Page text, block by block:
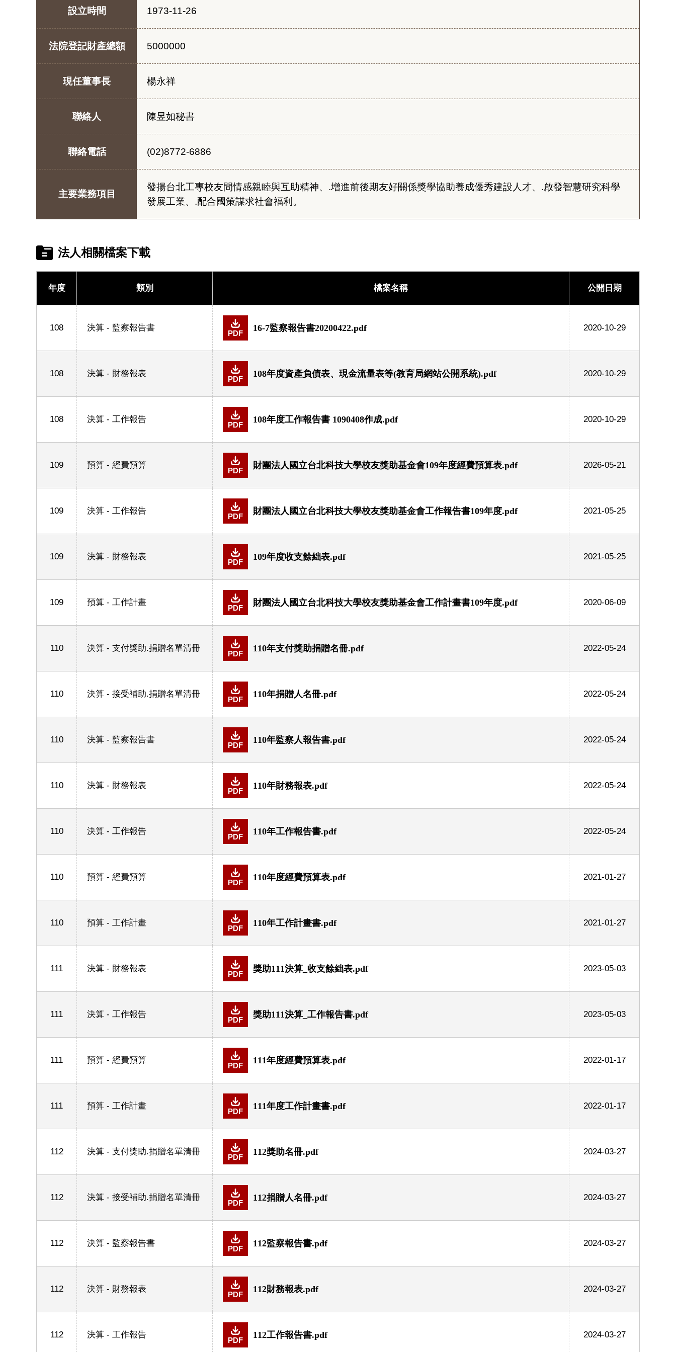
設立時間 1973-11-26
法院登記財產總額 5000000
現任董事長 楊永祥
聯絡人 陳昱如秘書
聯絡電話 (02)8772-6886
主要業務項目
發揚台北工專校友間情感親睦與互助精神、.增進前後期友好關係獎學協助養成優秀建設人才、.啟發智慧研究科學
發展工業、.配合國策謀求社會福利。
法人相關檔案下載
年度 類別 檔案名稱 公開日期
108 決算 - 監察報告書
PDF
16-7監察報告書20200422.pdf 2020-10-29
108 決算 - 財務報表
PDF
108年度資產負債表、現金流量表等(教育局網站公開系統).pdf 2020-10-29
108 決算 - 工作報告
PDF
108年度工作報告書 1090408作成.pdf 2020-10-29
109 預算 - 經費預算
PDF
財團法人國立台北科技大學校友獎助基金會109年度經費預算表.pdf 2026-05-21
109 決算 - 工作報告
PDF
財團法人國立台北科技大學校友獎助基金會工作報告書109年度.pdf 2021-05-25
109 決算 - 財務報表
PDF
109年度收支餘絀表.pdf 2021-05-25
109 預算 - 工作計畫
PDF
財團法人國立台北科技大學校友獎助基金會工作計畫書109年度.pdf 2020-06-09
110 決算 - 支付獎助.捐贈名單清冊
PDF
110年支付獎助捐贈名冊.pdf 2022-05-24
110 決算 - 接受補助.捐贈名單清冊
PDF
110年捐贈人名冊.pdf 2022-05-24
110 決算 - 監察報告書
PDF
110年監察人報告書.pdf 2022-05-24
110 決算 - 財務報表
PDF
110年財務報表.pdf 2022-05-24
110 決算 - 工作報告
PDF
110年工作報告書.pdf 2022-05-24
110 預算 - 經費預算
PDF
110年度經費預算表.pdf 2021-01-27
110 預算 - 工作計畫
PDF
110年工作計畫書.pdf 2021-01-27
111 決算 - 財務報表
PDF
獎助111決算_收支餘絀表.pdf 2023-05-03
111 決算 - 工作報告
PDF
獎助111決算_工作報告書.pdf 2023-05-03
111 預算 - 經費預算
PDF
111年度經費預算表.pdf 2022-01-17
111 預算 - 工作計畫
PDF
111年度工作計畫書.pdf 2022-01-17
112 決算 - 支付獎助.捐贈名單清冊
PDF
112獎助名冊.pdf 2024-03-27
112 決算 - 接受補助.捐贈名單清冊
PDF
112捐贈人名冊.pdf 2024-03-27
112 決算 - 監察報告書
PDF
112監察報告書.pdf 2024-03-27
112 決算 - 財務報表
PDF
112財務報表.pdf 2024-03-27
112 決算 - 工作報告
PDF
112工作報告書.pdf 2024-03-27